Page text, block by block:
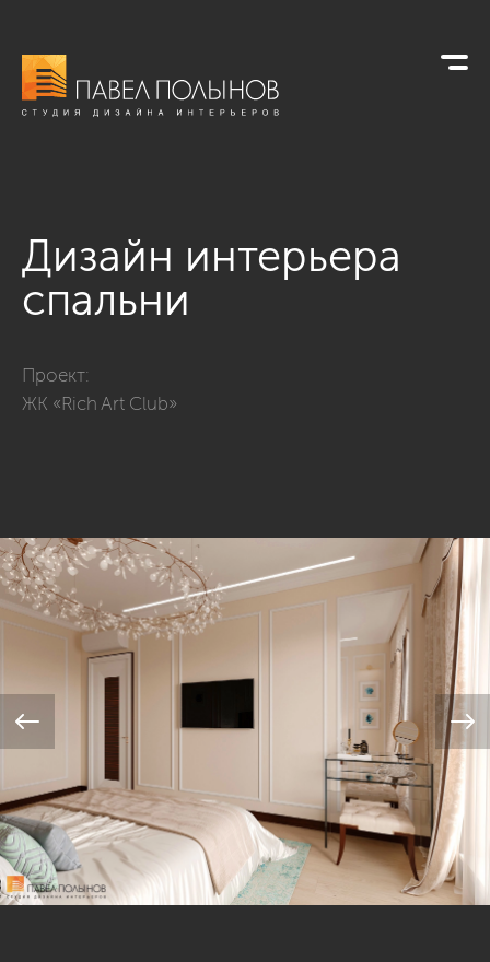
Дизайн интерьера
спальни
Проект:
ЖК «Rich Art Club»